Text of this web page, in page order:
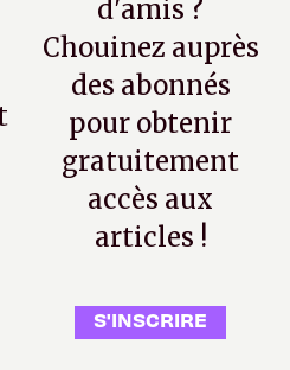
d'amis ?
Chouinez auprès
des abonnés
pour obtenir
gratuitement
accès aux
articles !
S'INSCRIRE